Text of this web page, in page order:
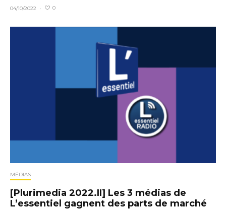
04/10/2022 · 0
MÉDIAS
[Plurimedia 2022.II] Les 3 médias de
L’essentiel gagnent des parts de marché